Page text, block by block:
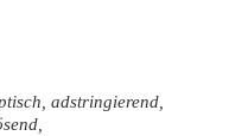
adstringierend,